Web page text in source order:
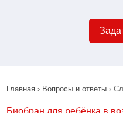
Главная › Вопросы и ответы ›
Биобран для ребёнка в